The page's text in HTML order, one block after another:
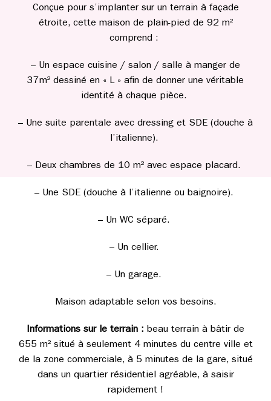
Conçue pour s’implanter sur un terrain à façade
étroite, cette maison de plain-pied de 92 m²
comprend :
– Un espace cuisine / salon / salle à manger de
37m² dessiné en « L » afin de donner une véritable
identité à chaque pièce.
– Une suite parentale avec dressing et SDE (douche à
l’italienne).
– Deux chambres de 10 m² avec espace placard.
– Une SDE (douche à l’italienne ou baignoire).
– Un WC séparé.
– Un cellier.
– Un garage.
Maison adaptable selon vos besoins.
Informations sur le terrain : beau terrain à bâtir de
655 m² situé à seulement 4 minutes du centre ville et
de la zone commerciale, à 5 minutes de la gare, situé
dans un quartier résidentiel agréable, à saisir
rapidement !